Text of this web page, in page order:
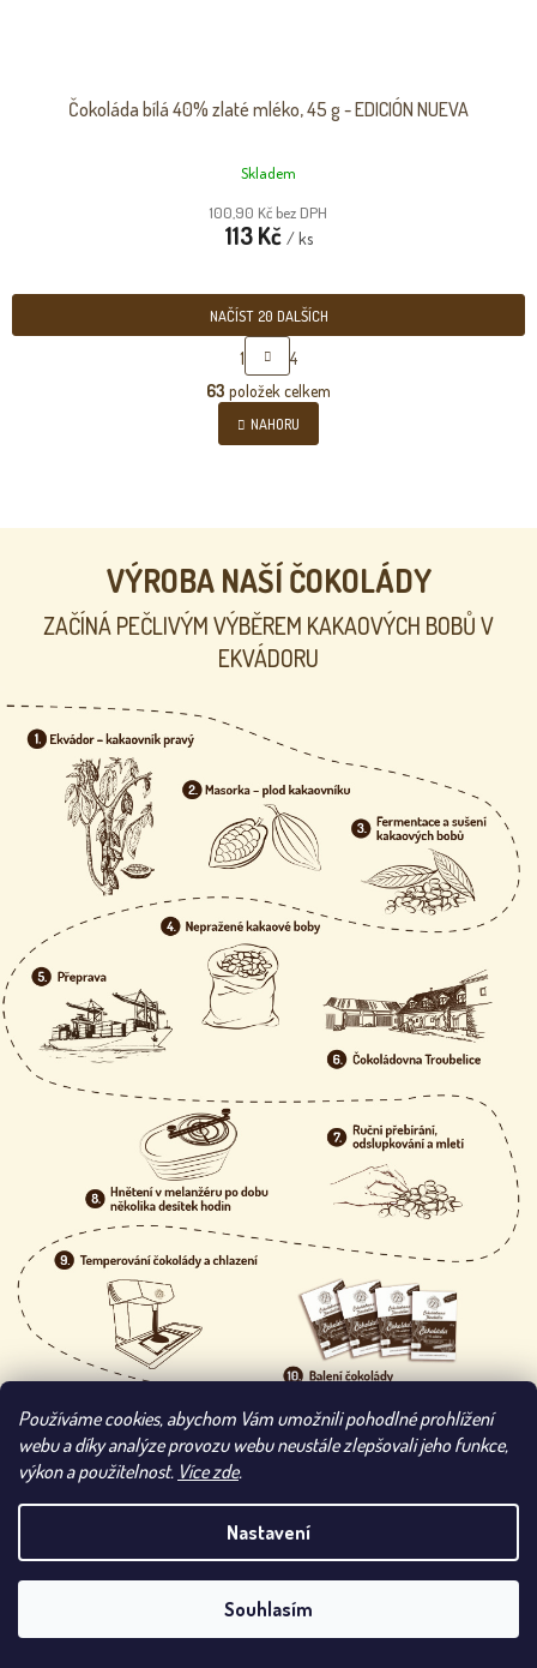
Používáme cookies, abychom Vám umožnili pohodlné prohlížení
webu a díky analýze provozu webu neustále zlepšovali jeho funkce,
výkon a použitelnost. Více zde.
Nastavení
Souhlasím
UPOZORNĚNÍ: VLIVEM VYSOKÝCH TEPLOT SE MŮŽE
ODESLÁNÍ VAŠÍ ZÁSILKY POZDRŽET. POKUD SI
UVEĎTE TO PROSÍM DO POZNÁMKY.
Čokoláda bílá 40% zlaté mléko, 45 g - EDICIÓN NUEVA
Skladem
100,90 Kč bez DPH
113 Kč / ks
O
v
l
á
í
r
v
k
y
v
s
NAČÍST 20 DALŠÍCH
S
T
R
Á
N
K
N
1
4
63 položek celkem
NAHORU
VÝROBA NAŠÍ ČOKOLÁDY
ZAČÍNÁ PEČLIVÝM VÝBĚREM KAKAOVÝCH BOBŮ V
EKVÁDORU